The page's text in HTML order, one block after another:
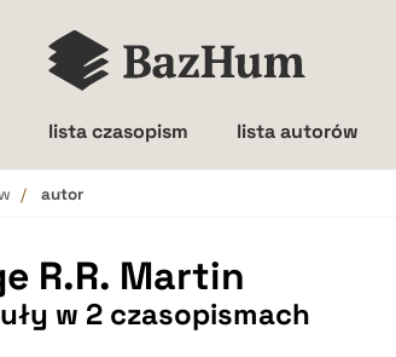
lista czasopism lista autorów
autor
R.R. Martin
w 2 czasopismach